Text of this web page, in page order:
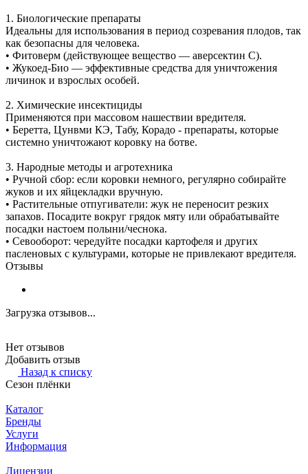
1. Биологические препараты
Идеальны для использования в период созревания плодов, так
как безопасны для человека.
• Фитоверм (действующее вещество — аверсектин С).
• Жукоед-Био — эффективные средства для уничтожения
личинок и взрослых особей.
2. Химические инсектициды
Применяются при массовом нашествии вредителя.
• Беретта, Цунвми КЭ, Табу, Корадо - препараты, которые
системно уничтожают коровку на ботве.
3. Народные методы и агротехника
• Ручной сбор: если коровки немного, регулярно собирайте
жуков и их яйцекладки вручную.
• Растительные отпугиватели: жук не переносит резких
запахов. Посадите вокруг грядок мяту или обрабатывайте
посадки настоем полыни/чеснока.
• Севооборот: чередуйте посадки картофеля и других
пасленовых с культурами, которые не привлекают вредителя.
Отзывы
Загрузка отзывов...
Нет отзывов
Добавить отзыв
Назад к списку
Сезон плёнки
Каталог
Бренды
Услуги
Информация
Лицензии